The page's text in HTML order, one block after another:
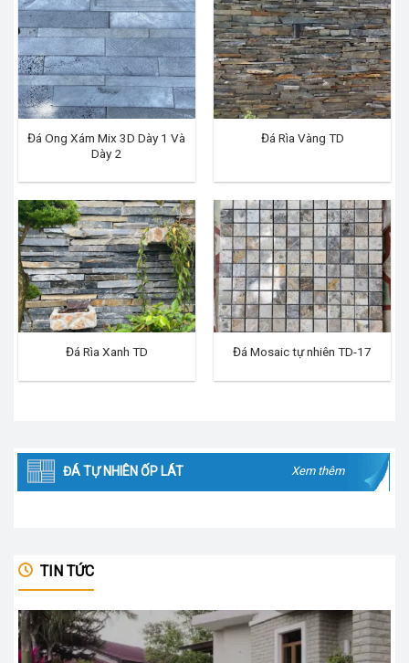
Đá Ong Xám Mix 3D Dày 1 Và
Dày 2
Đá Rìa Vàng TD
Đá Rìa Xanh TD Đá Mosaic tự nhiên TD-17
ĐÁ TỰ NHIÊN ỐP LÁT Xem thêm
TIN TỨC